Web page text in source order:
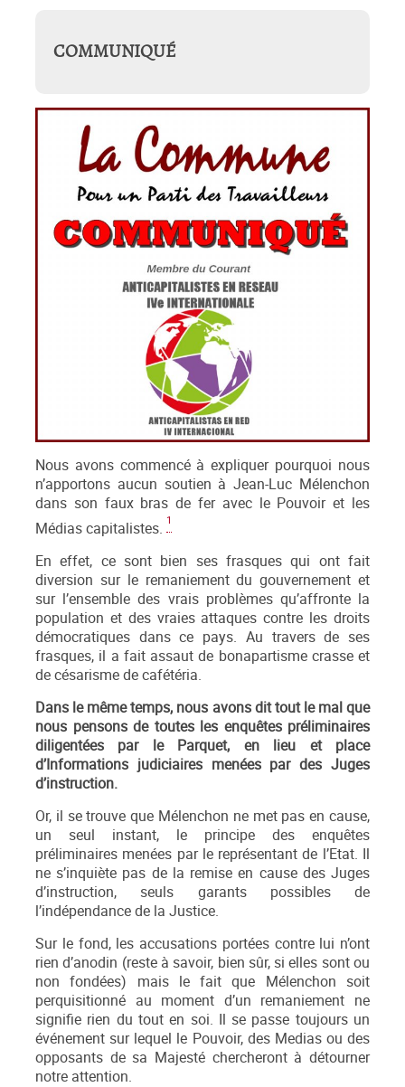
COMMUNIQUÉ
Nous avons commencé à expliquer pourquoi nous
n’apportons aucun soutien à Jean-Luc Mélenchon
dans son faux bras de fer avec le Pouvoir et les
Médias capitalistes. 1
En effet, ce sont bien ses frasques qui ont fait
diversion sur le remaniement du gouvernement et
sur l’ensemble des vrais problèmes qu’affronte la
population et des vraies attaques contre les droits
démocratiques dans ce pays. Au travers de ses
frasques, il a fait assaut de bonapartisme crasse et
de césarisme de cafétéria.
Dans le même temps, nous avons dit tout le mal que
nous pensons de toutes les enquêtes préliminaires
diligentées par le Parquet, en lieu et place
d’Informations judiciaires menées par des Juges
d’instruction.
Or, il se trouve que Mélenchon ne met pas en cause,
un seul instant, le principe des enquêtes
préliminaires menées par le représentant de l’Etat. Il
ne s’inquiète pas de la remise en cause des Juges
d’instruction, seuls garants possibles de
l’indépendance de la Justice.
Sur le fond, les accusations portées contre lui n’ont
rien d’anodin (reste à savoir, bien sûr, si elles sont ou
non fondées) mais le fait que Mélenchon soit
perquisitionné au moment d’un remaniement ne
signifie rien du tout en soi. Il se passe toujours un
événement sur lequel le Pouvoir, des Medias ou des
opposants de sa Majesté chercheront à détourner
notre attention.